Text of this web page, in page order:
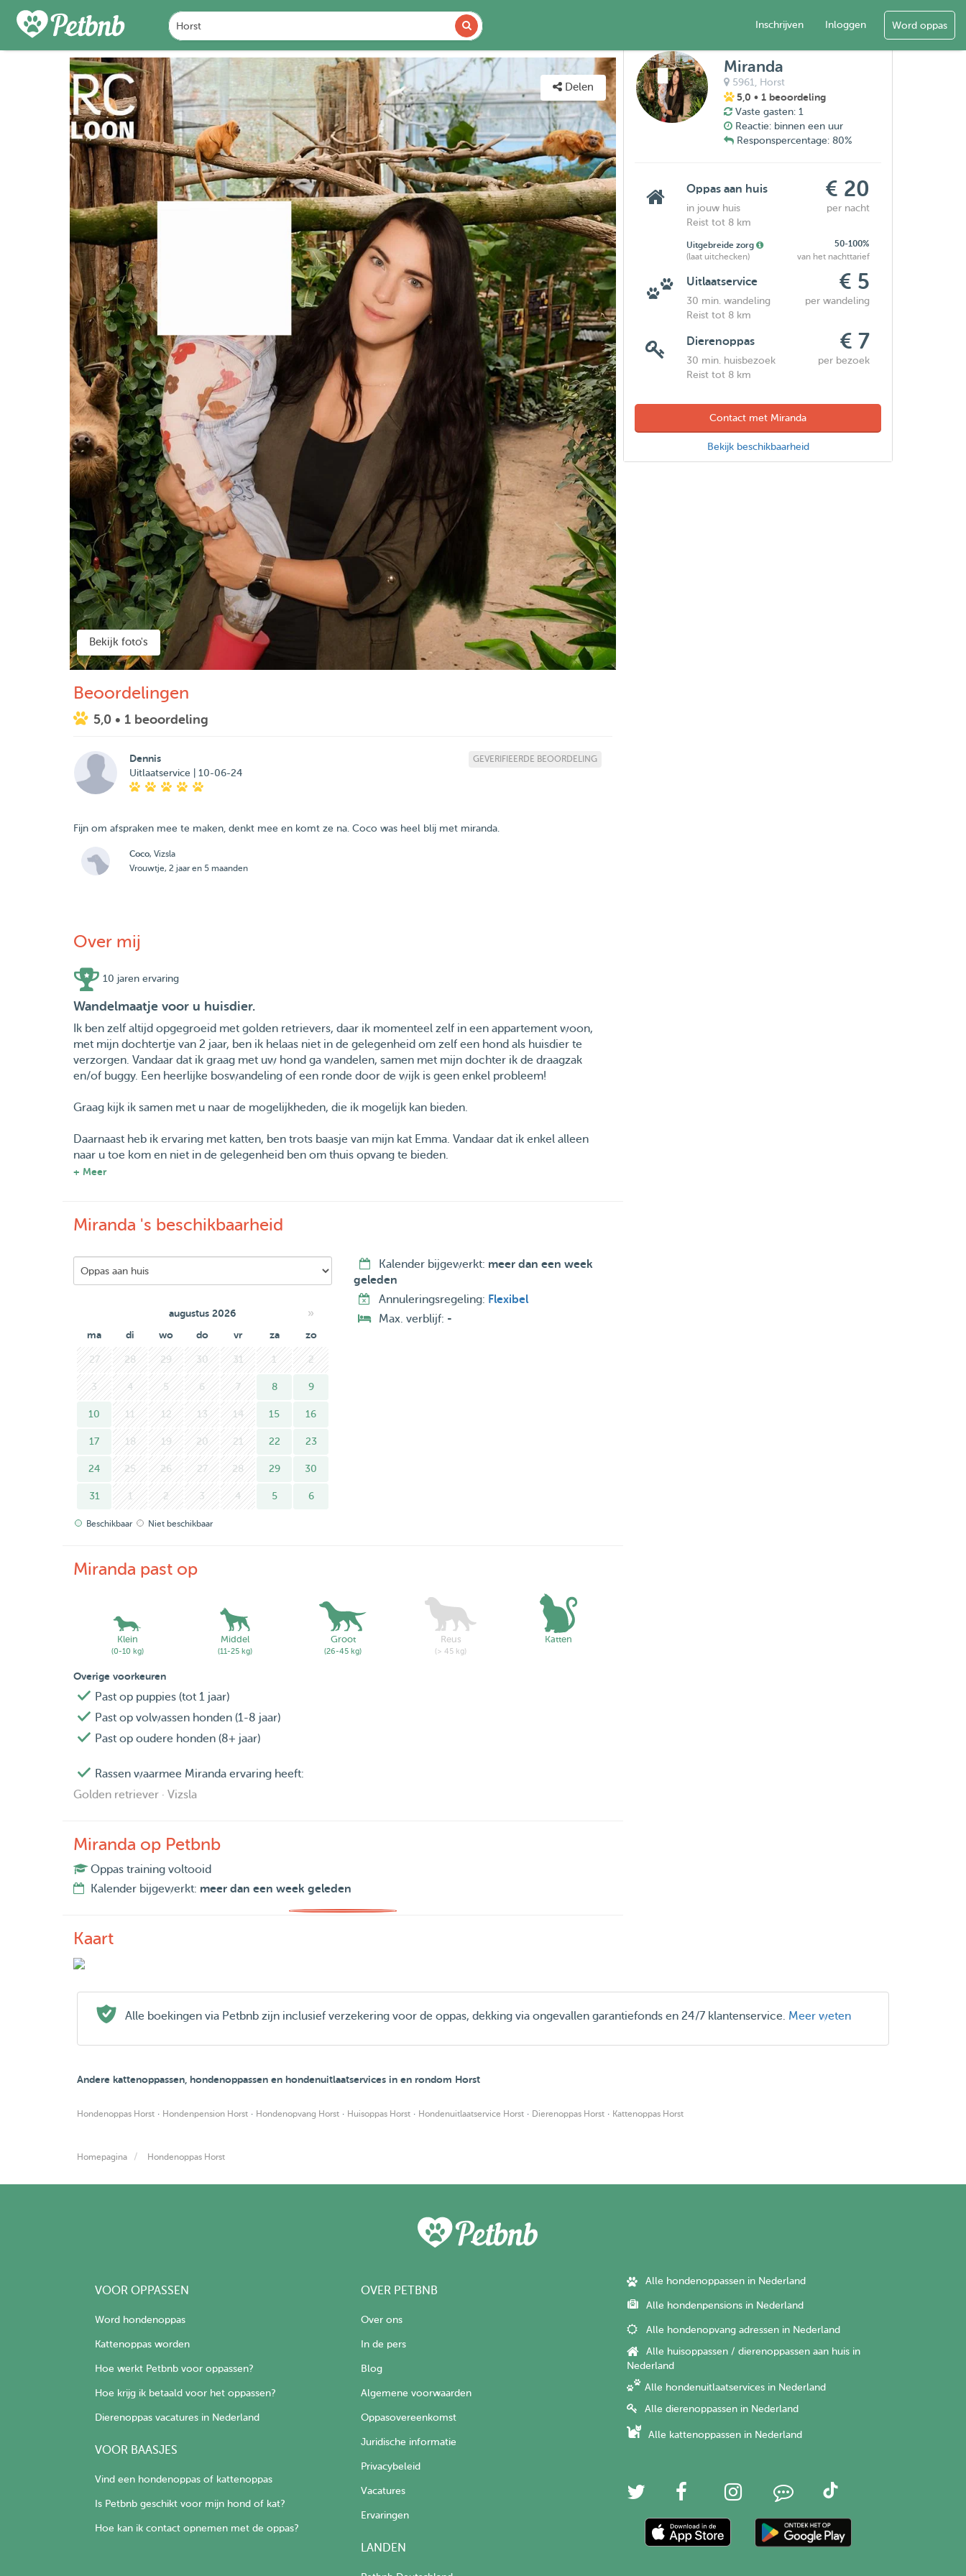
Inschrijven Inloggen Word oppas
FOTO'S BEOORDELINGEN DETAILS KAART
Delen
Bekijk foto's
Beoordelingen
5,0 • 1 beoordeling
Dennis
Uitlaatservice | 10-06-24
GEVERIFIEERDE BEOORDELING
Fijn om afspraken mee te maken, denkt mee en komt ze na. Coco was heel blij met miranda.
Coco, Vizsla
Vrouwtje, 2 jaar en 5 maanden
Over mij
10 jaren ervaring
Wandelmaatje voor u huisdier.
Ik ben zelf altijd opgegroeid met golden retrievers, daar ik momenteel zelf in een appartement woon,
met mijn dochtertje van 2 jaar, ben ik helaas niet in de gelegenheid om zelf een hond als huisdier te
verzorgen. Vandaar dat ik graag met uw hond ga wandelen, samen met mijn dochter ik de draagzak
en/of buggy. Een heerlijke boswandeling of een ronde door de wijk is geen enkel probleem!
Graag kijk ik samen met u naar de mogelijkheden, die ik mogelijk kan bieden.
Daarnaast heb ik ervaring met katten, ben trots baasje van mijn kat Emma. Vandaar dat ik enkel alleen
naar u toe kom en niet in de gelegenheid ben om thuis opvang te bieden.
+ Meer
Miranda 's beschikbaarheid
augustus 2026 »
ma di wo do vr za zo
27 28 29 30 31 1 2
3 4 5 6 7 8 9
10 11 12 13 14 15 16
17 18 19 20 21 22 23
24 25 26 27 28 29 30
31 1 2 3 4 5 6
Beschikbaar Niet beschikbaar
Kalender bijgewerkt: meer dan een week
geleden
Annuleringsregeling: Flexibel
Max. verblijf: -
Miranda past op
Klein
(0-10 kg)
Middel
(11-25 kg)
Groot
(26-45 kg)
Reus
(> 45 kg)
Katten
Overige voorkeuren
Past op puppies (tot 1 jaar)
Past op volwassen honden (1-8 jaar)
Past op oudere honden (8+ jaar)
Rassen waarmee Miranda ervaring heeft:
Golden retriever · Vizsla
Miranda op Petbnb
Oppas training voltooid
Kalender bijgewerkt: meer dan een week geleden
Kaart
Miranda
5961, Horst
5,0 • 1 beoordeling
Vaste gasten: 1
Reactie: binnen een uur
Responspercentage: 80%
Oppas aan huis € 20
in jouw huis
per nacht
Reist tot 8 km
Uitgebreide zorg
50-100%
(laat uitchecken)
van het nachttarief
Uitlaatservice € 5
30 min. wandeling
per wandeling
Reist tot 8 km
Dierenoppas € 7
30 min. huisbezoek
per bezoek
Reist tot 8 km
Contact met Miranda
Bekijk beschikbaarheid
Alle boekingen via Petbnb zijn inclusief verzekering voor de oppas, dekking via ongevallen garantiefonds en 24/7 klantenservice. Meer weten
Andere kattenoppassen, hondenoppassen en hondenuitlaatservices in en rondom Horst
Hondenoppas Horst · Hondenpension Horst · Hondenopvang Horst · Huisoppas Horst · Hondenuitlaatservice Horst · Dierenoppas Horst · Kattenoppas Horst
Homepagina Hondenoppas Horst
VOOR OPPASSEN
Word hondenoppas
Kattenoppas worden
Hoe werkt Petbnb voor oppassen?
Hoe krijg ik betaald voor het oppassen?
Dierenoppas vacatures in Nederland
VOOR BAASJES
Vind een hondenoppas of kattenoppas
Is Petbnb geschikt voor mijn hond of kat?
Hoe kan ik contact opnemen met de oppas?
OVER PETBNB
Over ons
In de pers
Blog
Algemene voorwaarden
Oppasovereenkomst
Juridische informatie
Privacybeleid
Vacatures
Ervaringen
LANDEN
Alle hondenoppassen in Nederland
Alle hondenpensions in Nederland
Alle hondenopvang adressen in Nederland
Alle huisoppassen / dierenoppassen aan huis in
Nederland
Alle hondenuitlaatservices in Nederland
Alle dierenoppassen in Nederland
Alle kattenoppassen in Nederland